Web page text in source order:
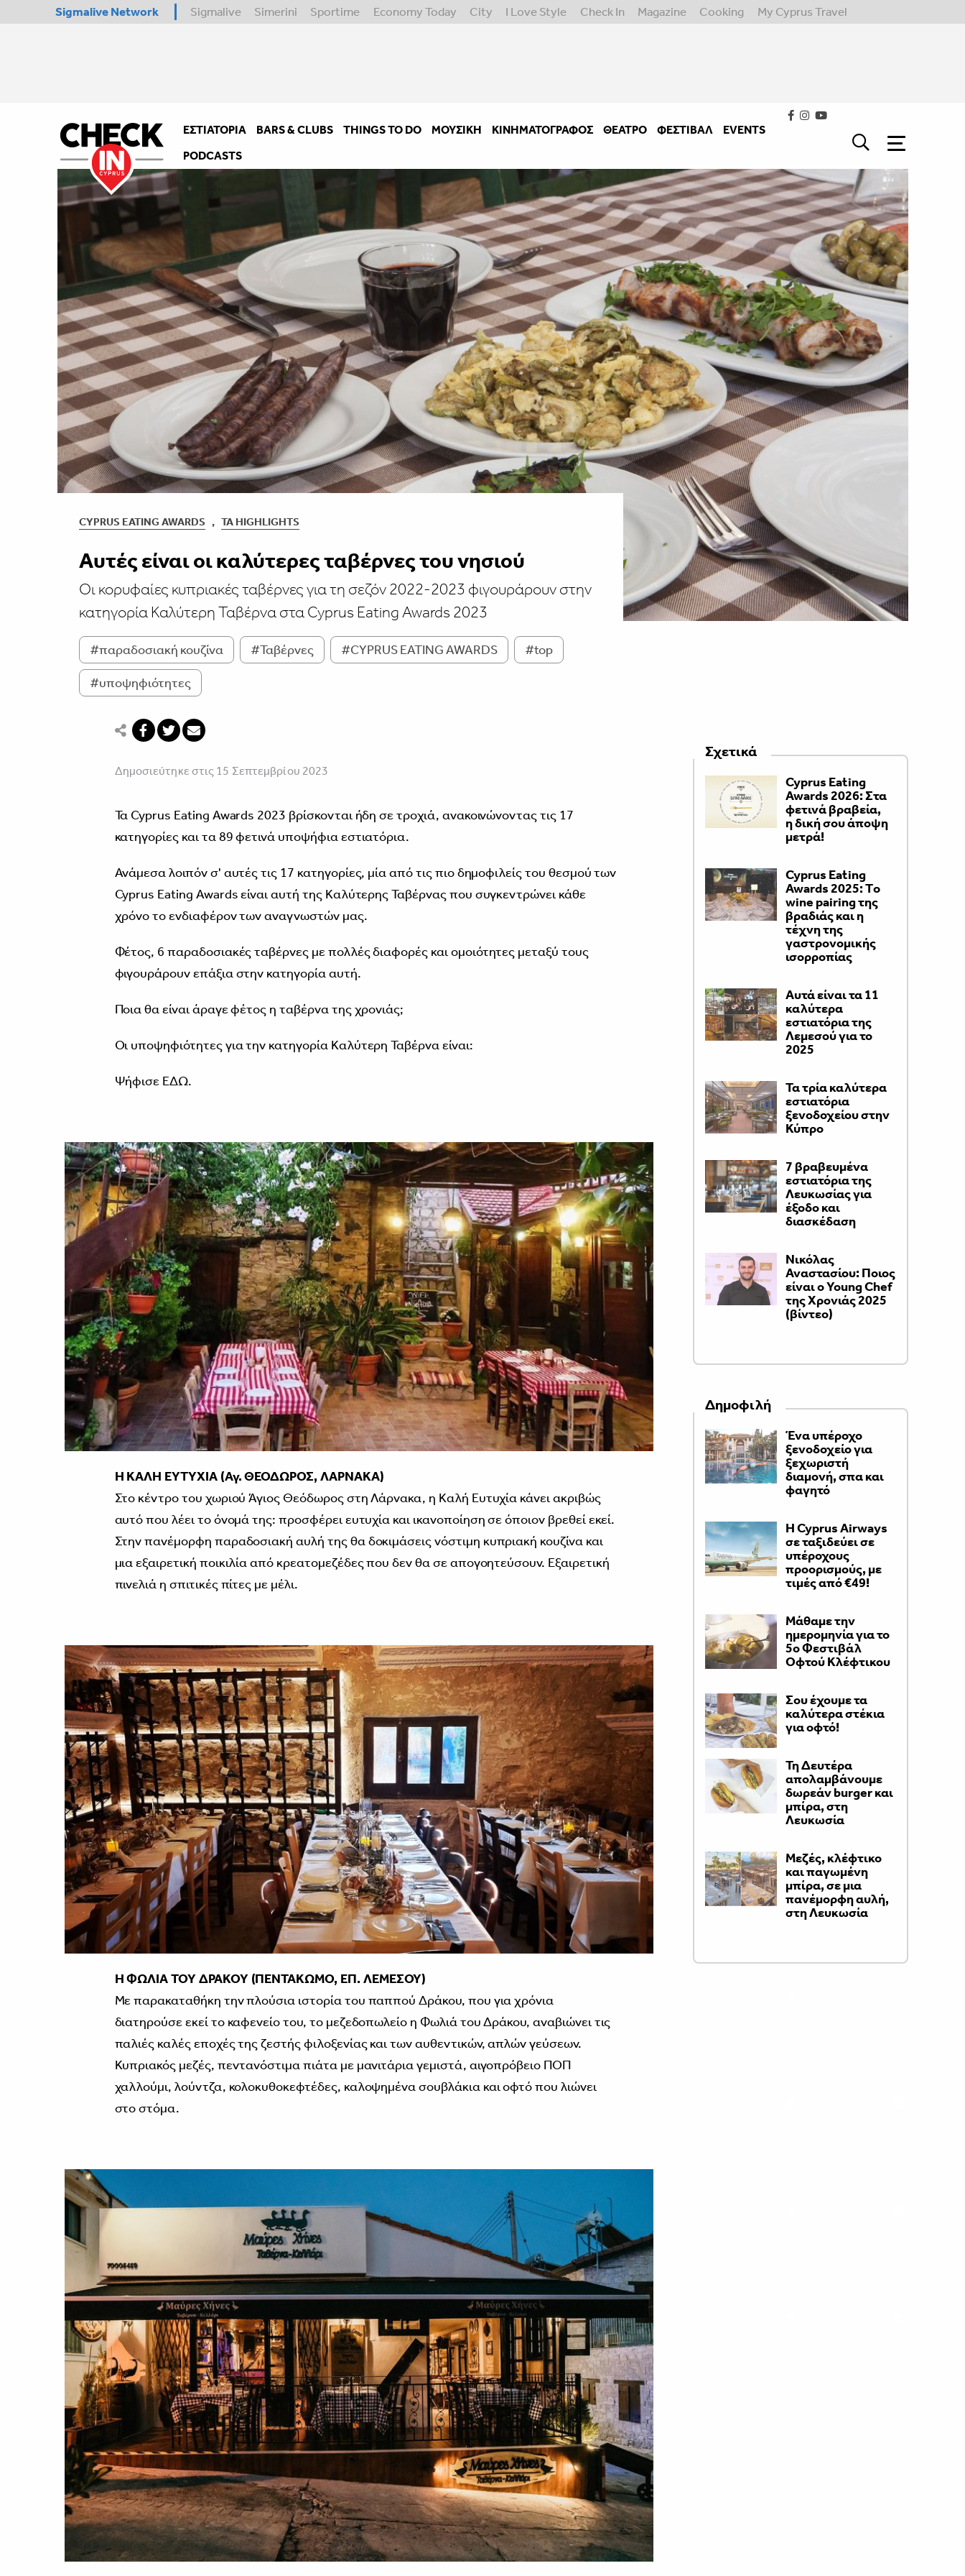
Sigmalive Network Sigmalive Simerini Sportime Economy Today City I Love Style Check In Magazine Cooking My Cyprus Travel
ΕΣΤΙΑΤΌΡΙΑ BARS & CLUBS THINGS TO DO ΜΟΥΣΙΚΉ ΚΙΝΗΜΑΤΟΓΡΆΦΟΣ ΘΈΑΤΡΟ ΦΕΣΤΙΒΑΛ
EVENTS
PODCASTS
CYPRUS EATING AWARDS , ΤΑ HIGHLIGHTS
Aυτές είναι οι καλύτερες ταβέρνες του νησιού
Οι κορυφαίες κυπριακές ταβέρνες για τη σεζόν 2022-2023 φιγουράρουν στην
κατηγορία Καλύτερη Ταβέρνα στα Cyprus Eating Awards 2023
#παραδοσιακή κουζίνα #Ταβέρνες #CYPRUS EATING AWARDS #top
#υποψηφιότητες
Δημοσιεύτηκε στις 15 Σεπτεμβρίου 2023
Τα Cyprus Eating Awards 2023 βρίσκονται ήδη σε τροχιά, ανακοινώνοντας τις 17
κατηγορίες και τα 89 φετινά υποψήφια εστιατόρια.
Ανάμεσα λοιπόν σ' αυτές τις 17 κατηγορίες, μία από τις πιο δημοφιλείς του θεσμού των
Cyprus Eating Awards είναι αυτή της Καλύτερης Ταβέρνας που συγκεντρώνει κάθε
χρόνο το ενδιαφέρον των αναγνωστών μας.
Φέτος, 6 παραδοσιακές ταβέρνες με πολλές διαφορές και ομοιότητες μεταξύ τους
φιγουράρουν επάξια στην κατηγορία αυτή.
Ποια θα είναι άραγε φέτος η ταβέρνα της χρονιάς;
Οι υποψηφιότητες για την κατηγορία Καλύτερη Ταβέρνα είναι:
Ψήφισε ΕΔΩ.
Η ΚΑΛΗ ΕΥΤΥΧΙΑ (Αγ. ΘΕΟΔΩΡΟΣ, ΛΑΡΝΑΚΑ)
Στο κέντρο του χωριού Άγιος Θεόδωρος στη Λάρνακα, η Καλή Ευτυχία κάνει ακριβώς
αυτό που λέει το όνομά της: προσφέρει ευτυχία και ικανοποίηση σε όποιον βρεθεί εκεί.
Στην πανέμορφη παραδοσιακή αυλή της θα δοκιμάσεις νόστιμη κυπριακή κουζίνα και
μια εξαιρετική ποικιλία από κρεατομεζέδες που δεν θα σε απογοητεύσουν. Εξαιρετική
πινελιά η σπιτικές πίτες με μέλι.
Η ΦΩΛΙΑ ΤΟΥ ΔΡΑΚΟΥ (ΠΕΝΤΑΚΩΜΟ, ΕΠ. ΛΕΜΕΣΟΥ)
Με παρακαταθήκη την πλούσια ιστορία του παππού Δράκου, που για χρόνια
διατηρούσε εκεί το καφενείο του, το μεζεδοπωλείο η Φωλιά του Δράκου, αναβιώνει τις
παλιές καλές εποχές της ζεστής φιλοξενίας και των αυθεντικών, απλών γεύσεων.
Κυπριακός μεζές, πεντανόστιμα πιάτα με μανιτάρια γεμιστά, αιγοπρόβειο ΠΟΠ
χαλλούμι, λούντζα, κολοκυθοκεφτέδες, καλοψημένα σουβλάκια και οφτό που λιώνει
στο στόμα.
Σχετικά
Cyprus Eating
Awards 2026: Στα
φετινά βραβεία,
η δική σου άποψη
μετρά!
Cyprus Eating
Awards 2025: Τo
wine pairing της
βραδιάς και η
τέχνη της
γαστρονομικής
ισορροπίας
Αυτά είναι τα 11
καλύτερα
εστιατόρια της
Λεμεσού για το
2025
Τα τρία καλύτερα
εστιατόρια
ξενοδοχείου στην
Κύπρο
7 βραβευμένα
εστιατόρια της
Λευκωσίας για
έξοδο και
διασκέδαση
Νικόλας
Αναστασίου: Ποιος
είναι ο Young Chef
της Χρονιάς 2025
(βίντεο)
Δημοφιλή
Ένα υπέροχο
ξενοδοχείο για
ξεχωριστή
διαμονή, σπα και
φαγητό
H Cyprus Airways
σε ταξιδεύει σε
υπέροχους
προορισμούς, με
τιμές από €49!
Μάθαμε την
ημερομηνία για το
5ο Φεστιβάλ
Οφτού Κλέφτικου
Σου έχουμε τα
καλύτερα στέκια
για οφτό!
Τη Δευτέρα
απολαμβάνουμε
δωρεάν burger και
μπίρα, στη
Λευκωσία
Μεζές, κλέφτικο
και παγωμένη
μπίρα, σε μια
πανέμορφη αυλή,
στη Λευκωσία